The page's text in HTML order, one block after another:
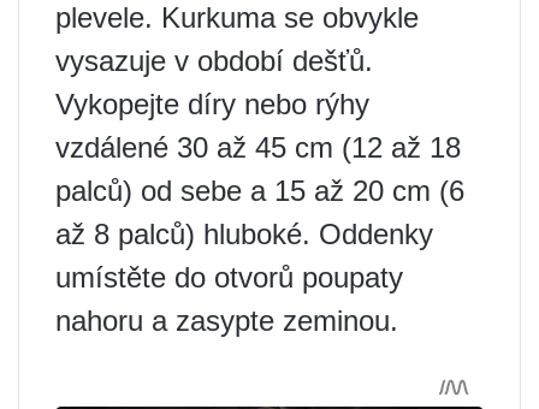
plevele. Kurkuma se obvykle
vysazuje v období dešťů.
Vykopejte díry nebo rýhy
vzdálené 30 až 45 cm (12 až 18
palců) od sebe a 15 až 20 cm (6
až 8 palců) hluboké. Oddenky
umístěte do otvorů poupaty
nahoru a zasypte zeminou.